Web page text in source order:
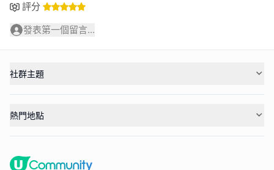
評分
發表第一個留言...
社群主題
熱門地點